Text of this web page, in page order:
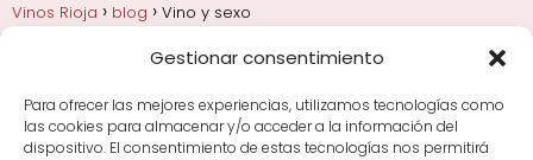
Gestionar consentimiento
Para ofrecer las mejores experiencias, utilizamos tecnologías como
las cookies para almacenar y/o acceder a la información del
dispositivo. El consentimiento de estas tecnologías nos permitirá
Vinos Rioja blog Vino y sexo
Añadas, crianza y guarda
Bodegas y marcas de
Rioja
Cata y aprender a probar vino
Comprar vino
Rioja y guías de regalo
Cultura del vino y
curiosidades
Enoturismo en Rioja